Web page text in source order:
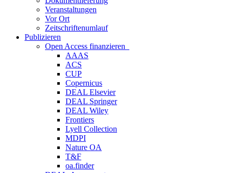
Veranstaltungen
Vor Ort
Zeitschriftenumlauf
Publizieren
Open Access finanzieren
AAAS
ACS
CUP
Copernicus
DEAL Elsevier
DEAL Springer
DEAL Wiley
Frontiers
Lyell Collection
MDPI
Nature OA
T&F
oa.finder